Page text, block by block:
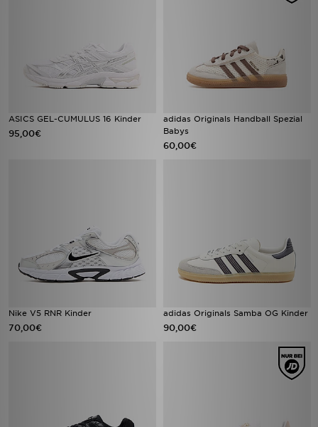
ASICS GEL-CUMULUS 16 Kinder
95,00€
adidas Originals Handball Spezial
Babys
60,00€
Nike V5 RNR Kinder
70,00€
adidas Originals Samba OG Kinder
90,00€